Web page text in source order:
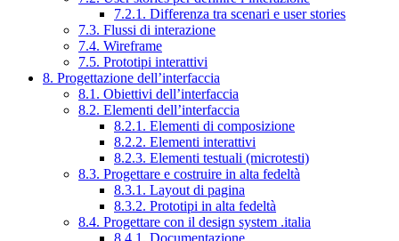
7.2.1. Differenza tra scenari e user stories
7.3. Flussi di interazione
7.4. Wireframe
7.5. Prototipi interattivi
8. Progettazione dell’interfaccia
8.1. Obiettivi dell’interfaccia
8.2. Elementi dell’interfaccia
8.2.1. Elementi di composizione
8.2.2. Elementi interattivi
8.2.3. Elementi testuali (microtesti)
8.3. Progettare e costruire in alta fedeltà
8.3.1. Layout di pagina
8.3.2. Prototipi in alta fedeltà
8.4. Progettare con il design system .italia
8.4.1. Documentazione